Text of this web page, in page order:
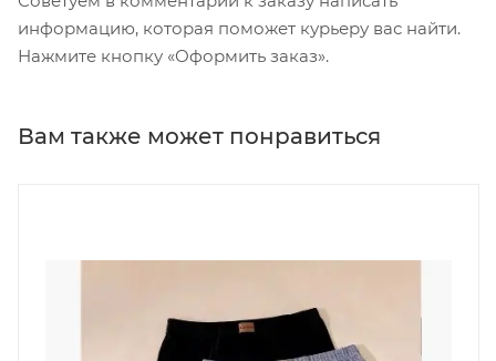
информацию, которая поможет курьеру вас найти.
Нажмите кнопку «Оформить заказ».
Вам также может понравиться